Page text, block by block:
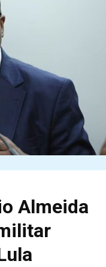
Almeida